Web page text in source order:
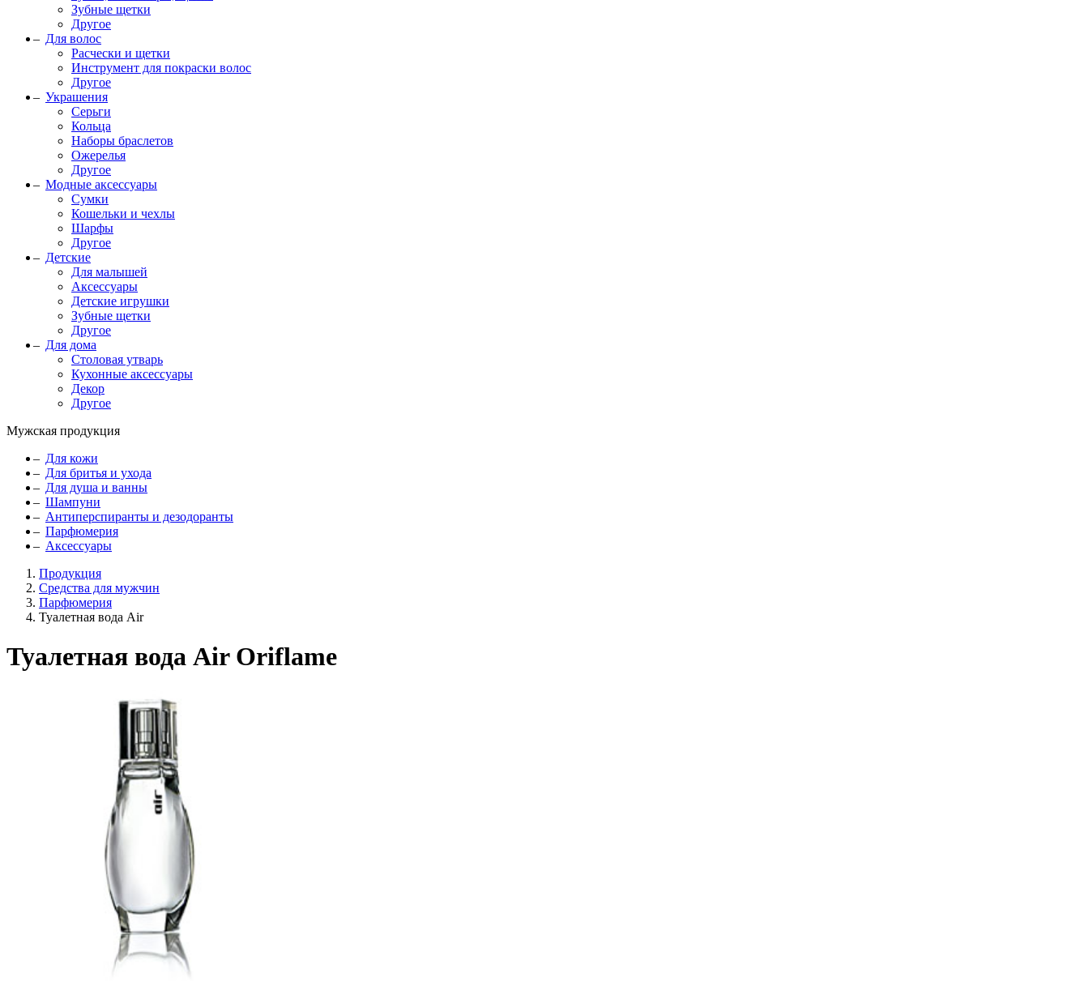
Зубные щетки
Другое
Для волос
Расчески и щетки
Инструмент для покраски волос
Другое
Украшения
Серьги
Кольца
Наборы браслетов
Ожерелья
Другое
Модные аксессуары
Сумки
Кошельки и чехлы
Шарфы
Другое
Детские
Для малышей
Аксессуары
Детские игрушки
Зубные щетки
Другое
Для дома
Столовая утварь
Кухонные аксессуары
Декор
Другое
Мужская продукция
Для кожи
Для бритья и ухода
Для душа и ванны
Шампуни
Антиперспиранты и дезодоранты
Парфюмерия
Аксессуары
Продукция
Средства для мужчин
Парфюмерия
Туалетная вода Air
Туалетная вода Air Oriflame